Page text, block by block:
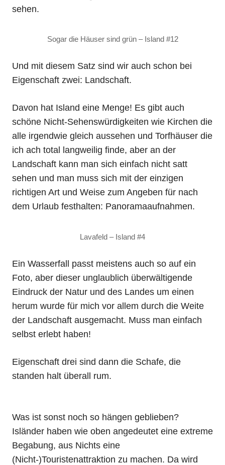
sehen.
Sogar die Häuser sind grün – Island #12
Und mit diesem Satz sind wir auch schon bei
Eigenschaft zwei: Landschaft.
Davon hat Island eine Menge! Es gibt auch
schöne Nicht-Sehenswürdigkeiten wie Kirchen die
alle irgendwie gleich aussehen und Torfhäuser die
ich ach total langweilig finde, aber an der
Landschaft kann man sich einfach nicht satt
sehen und man muss sich mit der einzigen
richtigen Art und Weise zum Angeben für nach
dem Urlaub festhalten: Panoramaaufnahmen.
Lavafeld – Island #4
Ein Wasserfall passt meistens auch so auf ein
Foto, aber dieser unglaublich überwältigende
Eindruck der Natur und des Landes um einen
herum wurde für mich vor allem durch die Weite
der Landschaft ausgemacht. Muss man einfach
selbst erlebt haben!
Eigenschaft drei sind dann die Schafe, die
standen halt überall rum.
Was ist sonst noch so hängen geblieben?
Isländer haben wie oben angedeutet eine extreme
Begabung, aus Nichts eine
(Nicht-)Touristenattraktion zu machen. Da wird